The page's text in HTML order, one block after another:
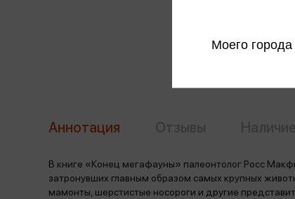
Аннотация
В книге «Конец мегафауны» палеонтолог Росс
затронувших главным образом самых крупных
мамонты, шерстистые носороги и другие
Моего города